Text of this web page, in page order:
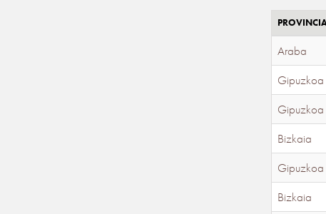
Araba
Gipuzkoa
Gipuzkoa
Bizkaia
Gipuzkoa
Bizkaia